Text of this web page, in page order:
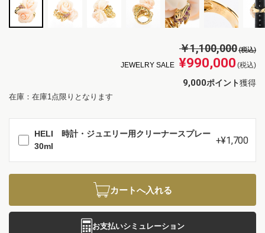
￥1,100,000(税込)
JEWELRY SALE ¥990,000 (税込)
9,000ポイント獲得
在庫：在庫1点限りとなります
HELI 時計・ジュエリー用クリーナースプレー
30ml
+¥1,700
カートへ入れる
お支払いシミュレーション